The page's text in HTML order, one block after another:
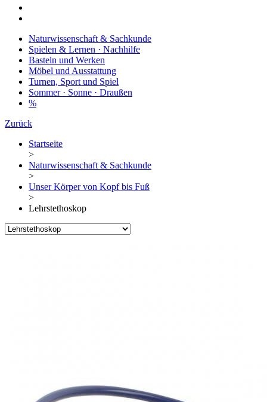
Naturwissenschaft & Sachkunde
Spielen & Lernen · Nachhilfe
Basteln und Werken
Möbel und Ausstattung
Turnen, Sport und Spiel
Sommer · Sonne · Draußen
%
Zurück
Startseite
>
Naturwissenschaft & Sachkunde
>
Unser Körper von Kopf bis Fuß
>
Lehrstethoskop